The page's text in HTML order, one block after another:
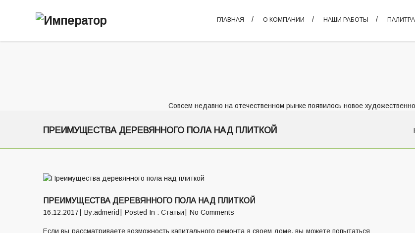
ГЛАВНАЯ О КОМПАНИИ НАШИ РАБОТЫ ПАЛИТРА
Совсем недавно на отечественном рынке появилось новое
ПРЕИМУЩЕСТВА ДЕРЕВЯННОГО ПОЛА НАД ПЛИТКОЙ
ПРЕИМУЩЕСТВА ДЕРЕВЯННОГО ПОЛА НАД ПЛИТКОЙ
16.12.2017 By:admerid Posted In : Статьи No Comments
Если вы рассматриваете возможность капитального ремонта в своем доме, вы можете попытаться